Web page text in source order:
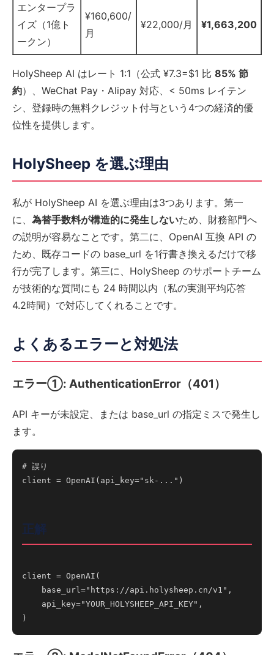
エンタープラ
イズ（1億ト
ークン）
¥160,600/
月
¥22,000/月 ¥1,663,200
HolySheep AI はレート 1:1（公式 ¥7.3=$1 比 85% 節
約）、WeChat Pay・Alipay 対応、< 50ms レイテン
シ、登録時の無料クレジット付与という4つの経済的優
位性を提供します。
HolySheep を選ぶ理由
私が HolySheep AI を選ぶ理由は3つあります。第一
に、 為替手数料が構造的に発生しないため、財務部門へ
の説明が容易なことです。第二に、OpenAI 互換 API の
ため、既存コードの base_url を1行書き換えるだけで移
行が完了します。第三に、HolySheep のサポートチーム
が技術的な質問にも 24 時間以内（私の実測平均応答
4.2時間）で対応してくれることです。
よくあるエラーと対処法
エラー①: AuthenticationError（401）
API キーが未設定、または base_url の指定ミスで発生し
ます。
# 誤り
client = OpenAI(api_key="sk-...")
正解
client = OpenAI(
    base_url="https://api.holysheep.cn/v1",
    api_key="YOUR_HOLYSHEEP_API_KEY",